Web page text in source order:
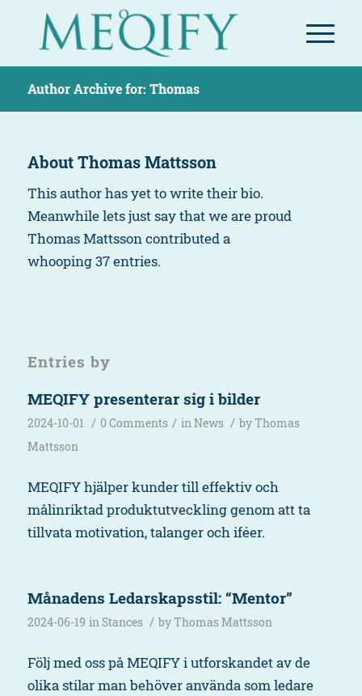
Author Archive for: Thomas
AboutThomas Mattsson
This author has yet to write their bio.
Meanwhile lets just say that we are proud
Thomas Mattssoncontributed a
whooping 37 entries.
Entries by
MEQIFY presenterar sig i bilder
2024-10-01 / 0 Comments / inNews / byThomas
Mattsson
MEQIFY hjälper kunder till effektiv och
målinriktad produktutveckling genom att ta
tillvata motivation, talanger och iféer.
Månadens Ledarskapsstil: “Mentor”
2024-06-19 in Stances / byThomas Mattsson
Följ med oss på MEQIFY i utforskandet av de
olika stilar man behöver använda som ledare